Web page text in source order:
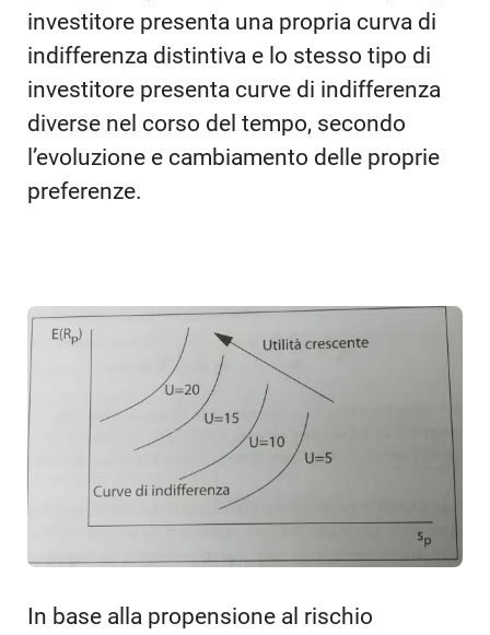
investitore presenta una propria curva di
indifferenza distintiva e lo stesso tipo di
investitore presenta curve di indifferenza
diverse nel corso del tempo, secondo
l’evoluzione e cambiamento delle proprie
preferenze.
In base alla propensione al rischio